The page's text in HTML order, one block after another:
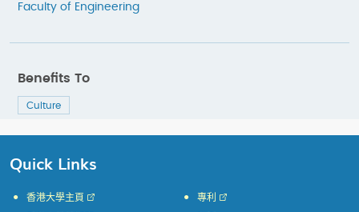
Faculty of Engineering
Benefits To
Culture
Quick Links
香港大學主頁 專利